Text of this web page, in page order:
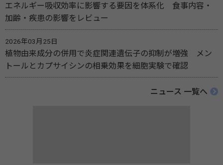
エネルギー吸収効率に影響する要因を体系化 食事内容・
加齢・疾患の影響をレビュー
2026年03月25日
植物由来成分の併用で炎症関連遺伝子の抑制が増強 メン
トールとカプサイシンの相乗効果を細胞実験で確認
ニュース 一覧へ